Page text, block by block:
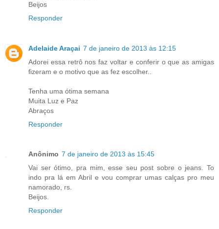
Beijos
Responder
Adelaide Araçai 7 de janeiro de 2013 às 12:15
Adorei essa retrô nos faz voltar e conferir o que as amigas
fizeram e o motivo que as fez escolher..
Tenha uma ótima semana
Muita Luz e Paz
Abraços
Responder
Anônimo 7 de janeiro de 2013 às 15:45
Vai ser ótimo, pra mim, esse seu post sobre o jeans. To
indo pra lá em Abril e vou comprar umas calças pro meu
namorado, rs.
Beijos.
Responder